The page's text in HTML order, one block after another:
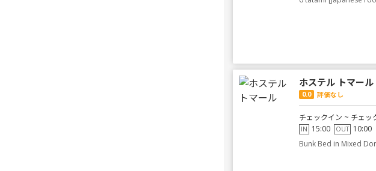
ホステル トマール
0.0 評価なし
チェックイン ~ チェッ
IN 15:00 OUT 10:00
Bunk Bed in Mixed